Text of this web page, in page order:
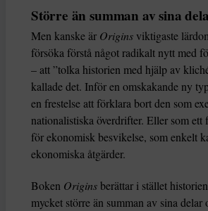
Större än summan av sina
Men kanske är Origins viktigaste
försöka förstå något radikalt nytt med
– att ”tolka historien med hjälp av
kallade det. Inför en omskakande ny
en frestelse att förklara bort den som
nationalistiska överdrifter. Eller som ett
för ekonomisk besvikelse, som enkelt
ekonomiska åtgärder.
Boken Originsberättar i stället
mycket större än summan av sina delar